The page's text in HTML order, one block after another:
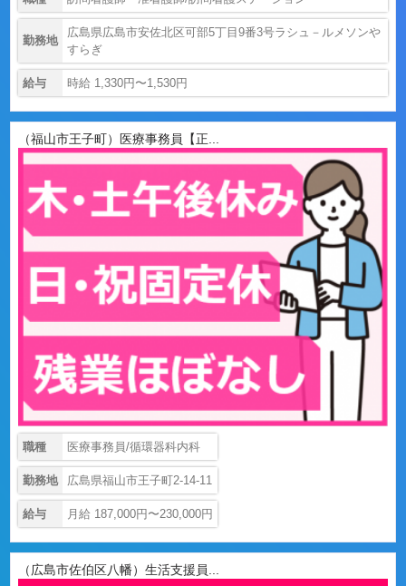
勤務地
広島県広島市安佐北区可部5丁目9番3号ラシュ－ルメソンや
すらぎ
給与 時給 1,330円〜1,530円
（福山市王子町）医療事務員【正...
職種 医療事務員/循環器科内科
勤務地 広島県福山市王子町2-14-11
給与 月給 187,000円〜230,000円
（広島市佐伯区八幡）生活支援員...